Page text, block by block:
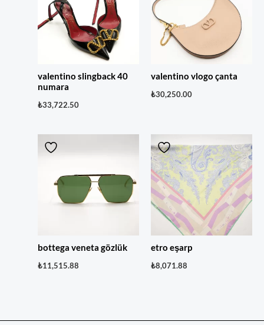
valentino slingback 40
numara
₺33,722.50
valentino vlogo çanta
₺30,250.00
bottega veneta gözlük
₺11,515.88
etro eşarp
₺8,071.88